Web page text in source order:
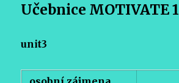
Učebnice MOTIVATE 1
unit3